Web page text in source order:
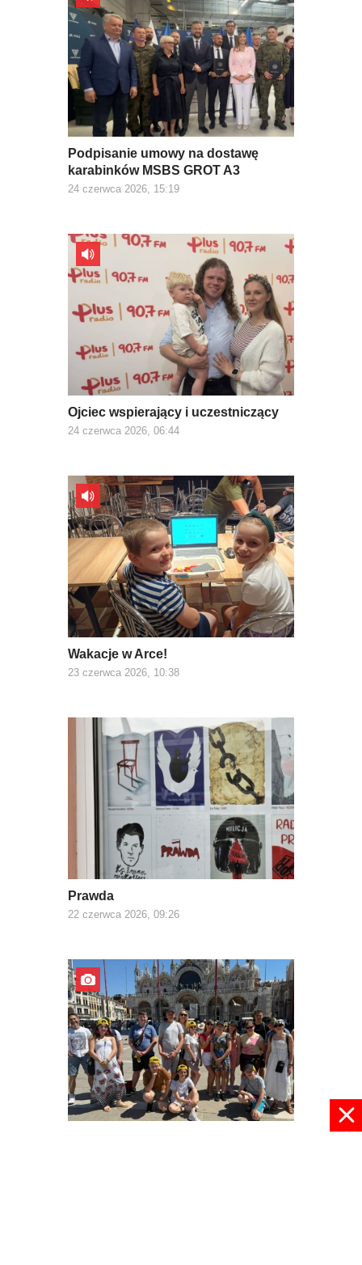
Podpisanie umowy na dostawę
karabinków MSBS GROT A3
24 czerwca 2026, 15:19
Ojciec wspierający i uczestniczący
24 czerwca 2026, 06:44
Wakacje w Arce!
23 czerwca 2026, 10:38
Prawda
22 czerwca 2026, 09:26